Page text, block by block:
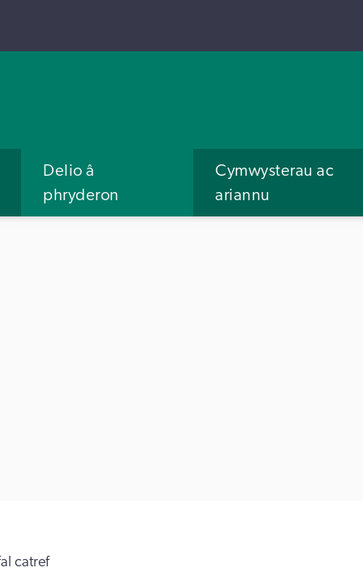
Delio â
phryderon
Cymwysterau ac
ariannu
catref